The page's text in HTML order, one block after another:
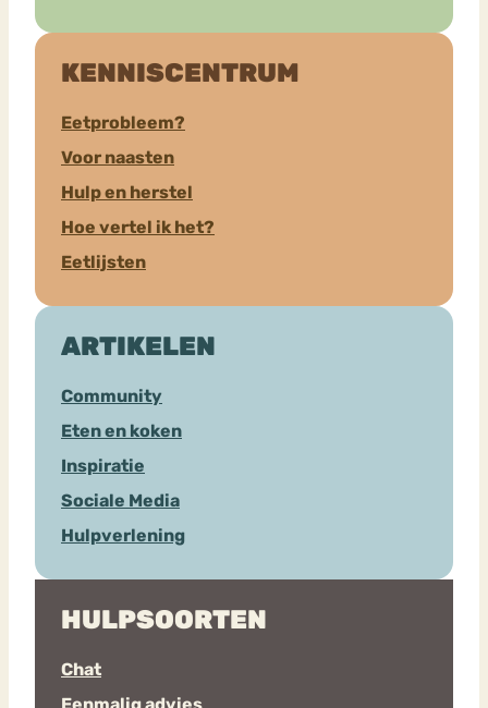
KENNISCENTRUM
Eetprobleem?
Voor naasten
Hulp en herstel
Hoe vertel ik het?
Eetlijsten
ARTIKELEN
Community
Eten en koken
Inspiratie
Sociale Media
Hulpverlening
HULPSOORTEN
Chat